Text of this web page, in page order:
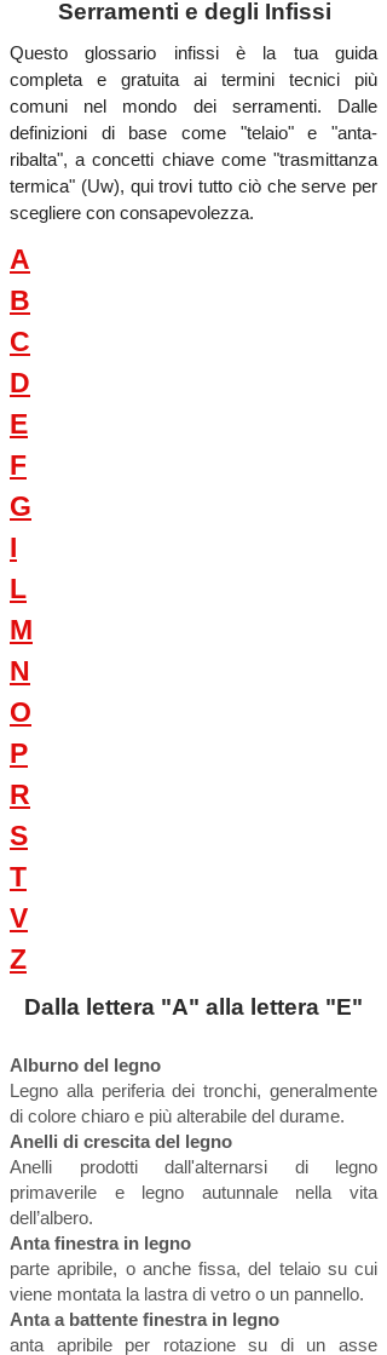
Serramenti e degli Infissi
Questo glossario infissi è la tua guida
completa e gratuita ai termini tecnici più
comuni nel mondo dei serramenti. Dalle
definizioni di base come "telaio" e "anta-
ribalta", a concetti chiave come "trasmittanza
termica" (Uw), qui trovi tutto ciò che serve per
scegliere con consapevolezza.
A
B
C
D
E
F
G
I
L
M
N
O
P
R
S
T
V
Z
Dalla lettera "A" alla lettera "E"
Alburno del legno
Legno alla periferia dei tronchi, generalmente
di colore chiaro e più alterabile del durame.
Anelli di crescita del legno
Anelli prodotti dall'alternarsi di legno
primaverile e legno autunnale nella vita
dell’albero.
Anta finestra in legno
parte apribile, o anche fissa, del telaio su cui
viene montata la lastra di vetro o un pannello.
Anta a battente finestra in legno
anta apribile per rotazione su di un asse